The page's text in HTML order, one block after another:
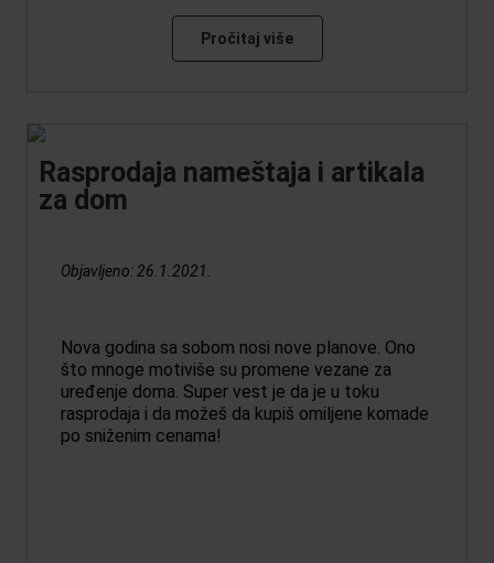
Pročitaj više
Rasprodaja nameštaja i artikala
za dom
Objavljeno: 26.1.2021.
Nova godina sa sobom nosi nove planove. Ono
što mnoge motiviše su promene vezane za
uređenje doma. Super vest je da je u toku
rasprodaja i da možeš da kupiš omiljene komade
po sniženim cenama!